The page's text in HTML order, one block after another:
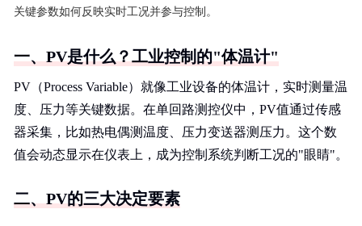
关键参数如何反映实时工况并参与控制。
一、PV是什么？工业控制的"体温计"
PV（Process Variable）就像工业设备的体温计，实时测量温
度、压力等关键数据。在单回路测控仪中，PV值通过传感
器采集，比如热电偶测温度、压力变送器测压力。这个数
值会动态显示在仪表上，成为控制系统判断工况的"眼睛"。
二、PV的三大决定要素